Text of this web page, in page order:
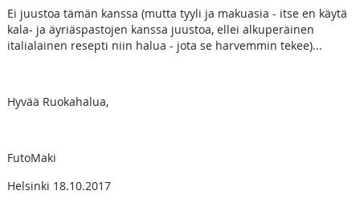
Ei juustoa tämän kanssa (mutta tyyli ja makuasia - itse en käytä
kala- ja äyriäspastojen kanssa juustoa, ellei alkuperäinen
italialainen resepti niin halua - jota se harvemmin tekee)...
Hyvää Ruokahalua,
FutoMaki
Helsinki 18.10.2017